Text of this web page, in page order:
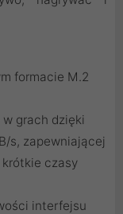
formacie M.2
grach dzięki
s, zapewniającej
czasy
interfejsu